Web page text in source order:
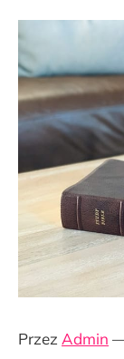
Przez Admin